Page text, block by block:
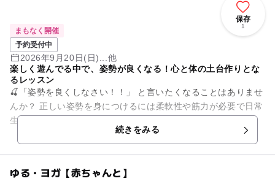
保存
1
まもなく開催
予約受付中
2026年9月20日(日)...他
楽しく遊んでる中で、姿勢が良くなる！心と体の土台作りとな
るレッスン
🍒「姿勢を良くしなさい！！」 と言いたくなることはありませ
んか？ 正しい姿勢を身につけるには柔軟性や筋力が必要で日常
生活では前屈みになることも多く、自然と身についていくもの
続きをみる
ゆる・ヨガ【赤ちゃんと】